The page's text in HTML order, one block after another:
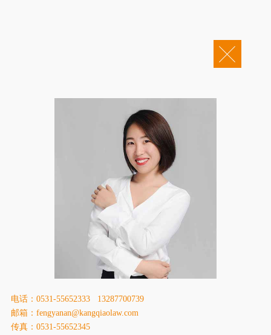
康桥人员
新闻动态
康桥党建
业务领域
社会责任
康桥法治研究院
康桥出版
电话：0531-55652333 13287700739
邮箱：fengyanan@kangqiaolaw.com
传真：0531-55652345
Copyright © 2011-2026 康桥律师事务所